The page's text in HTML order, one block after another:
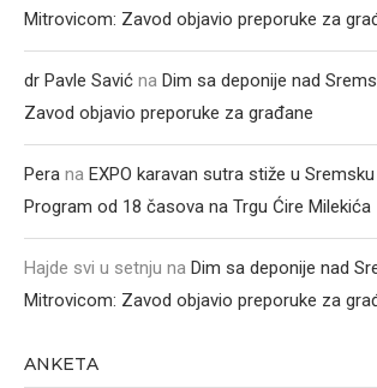
Mitrovicom: Zavod objavio preporuke za
dr Pavle Savić na Dim sa deponije nad
Zavod objavio preporuke za građane
Pera na EXPO karavan sutra stiže u
Program od 18 časova na Trgu Ćire Milekića
Hajde svi u setnju na Dim sa deponije nad
Mitrovicom: Zavod objavio preporuke za
ANKETA